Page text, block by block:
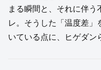
まる瞬間と、それに伴
レ。そうした「温度差」
いている点に、ヒゲダン